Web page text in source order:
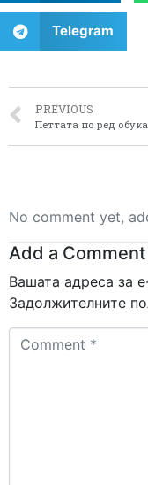
Telegram
PREVIOUS
No comment yet,
Add a Comment
Вашата адреса за
Задолжителните
Comment